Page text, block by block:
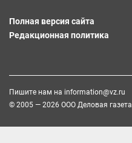
Полная версия сайта
Редакционная политика
Пишите нам на information@vz.ru
© 2005 — 2026 ООО Деловая газета